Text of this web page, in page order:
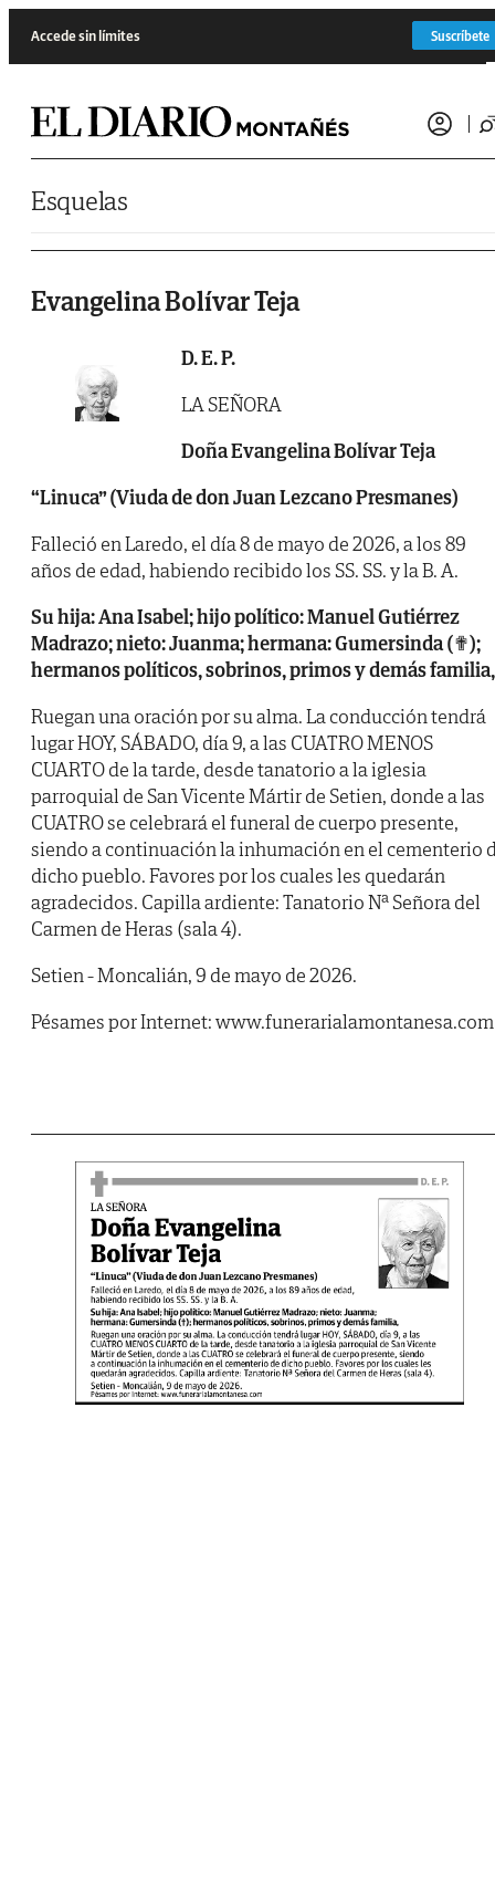
Accede sin límites Suscríbete
Esquelas
Evangelina Bolívar Teja
D. E. P.
LA SEÑORA
Doña Evangelina Bolívar Teja
“Linuca” (Viuda de don Juan Lezcano Presmanes)
Falleció en Laredo, el día 8 de mayo de 2026, a los 89
años de edad, habiendo recibido los SS. SS. y la B. A.
Su hija: Ana Isabel; hijo político: Manuel Gutiérrez
Madrazo; nieto: Juanma; hermana: Gumersinda (✟);
hermanos políticos, sobrinos, primos y demás familia,
Ruegan una oración por su alma. La conducción tendrá
lugar HOY, SÁBADO, día 9, a las CUATRO MENOS
CUARTO de la tarde, desde tanatorio a la iglesia
parroquial de San Vicente Mártir de Setien, donde a las
CUATRO se celebrará el funeral de cuerpo presente,
siendo a continuación la inhumación en el cementerio
dicho pueblo. Favores por los cuales les quedarán
agradecidos. Capilla ardiente: Tanatorio Nª Señora del
Carmen de Heras (sala 4).
Setien - Moncalián, 9 de mayo de 2026.
Pésames por Internet: www.funerarialamontanesa.com